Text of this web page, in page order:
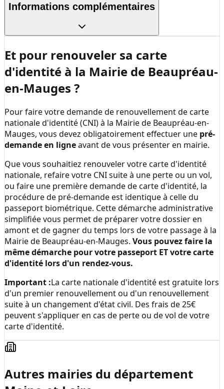
Informations complémentaires
Et pour renouveler sa carte
d'identité à la Mairie de Beaupréau-
en-Mauges ?
Pour faire votre demande de renouvellement de carte
nationale d'identité (CNI) à la Mairie de Beaupréau-en-
Mauges, vous devez obligatoirement effectuer une pré-
demande en ligneavant de vous présenter en mairie.
Que vous souhaitiez renouveler votre carte d'identité
nationale, refaire votre CNI suite à une perte ou un vol,
ou faire une première demande de carte d'identité, la
procédure de pré-demande est identique à celle du
passeport biométrique. Cette démarche administrative
simplifiée vous permet de préparer votre dossier en
amont et de gagner du temps lors de votre passage à la
Mairie de Beaupréau-en-Mauges. Vous pouvez faire la
même démarche pour votre passeport ET votre carte
d'identité lors d'un rendez-vous.
Important :La carte nationale d'identité est gratuite lors
d'un premier renouvellement ou d'un renouvellement
suite à un changement d'état civil. Des frais de 25€
peuvent s'appliquer en cas de perte ou de vol de votre
carte d'identité.
Autres mairies du département